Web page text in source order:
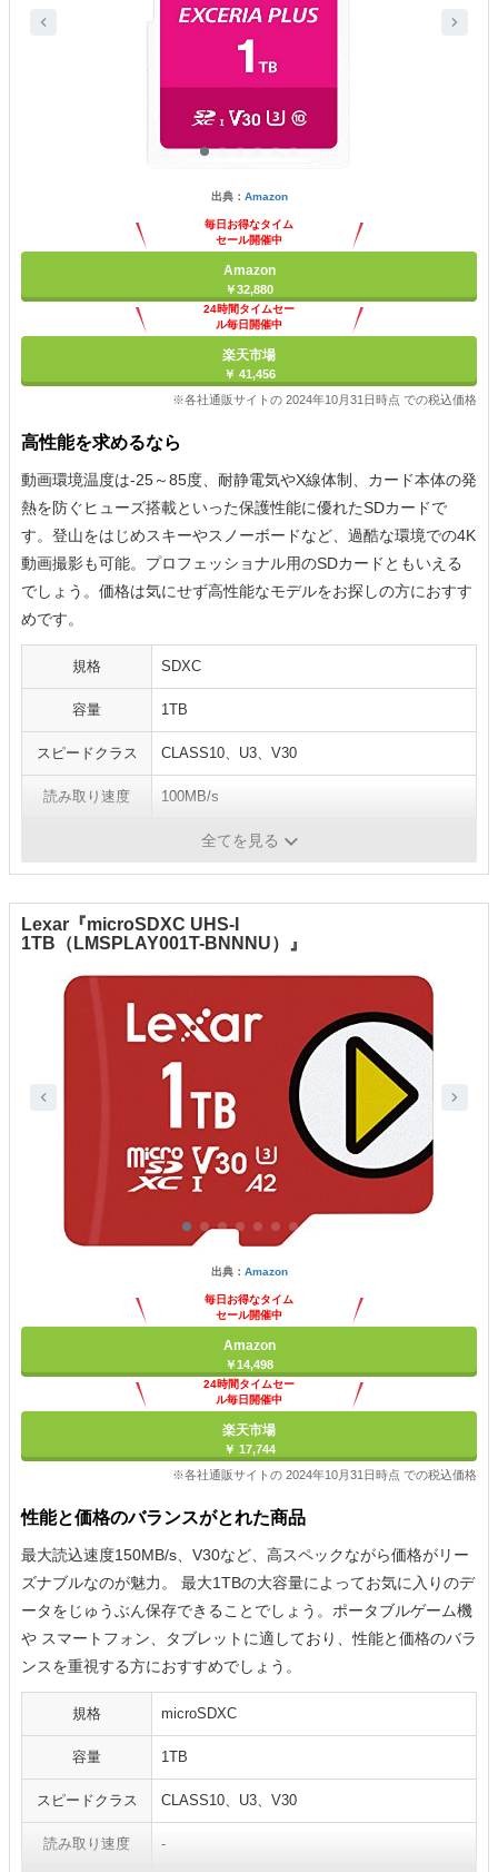
出典： Amazon
毎日お得なタイム
セール開催中
Amazon
￥32,880
24時間タイムセー
ル毎日開催中
楽天市場
￥ 41,456
※各社通販サイトの 2024年10月31日時点 での税込価格
高性能を求めるなら
動画環境温度は-25～85度、耐静電気やX線体制、カード本体の発
熱を防ぐヒューズ搭載といった保護性能に優れたSDカードで
す。登山をはじめスキーやスノーボードなど、過酷な環境での4K
動画撮影も可能。プロフェッショナル用のSDカードともいえる
でしょう。価格は気にせず高性能なモデルをお探しの方におすす
めです。
規格 SDXC
容量 1TB
スピードクラス CLASS10、U3、V30
読み取り速度 100MB/s
85MB/s全てを見る
Lexar『microSDXC UHS-I
1TB（LMSPLAY001T-BNNNU）』
出典： Amazon
毎日お得なタイム
セール開催中
Amazon
￥14,498
24時間タイムセー
ル毎日開催中
楽天市場
￥ 17,744
※各社通販サイトの 2024年10月31日時点 での税込価格
性能と価格のバランスがとれた商品
最大読込速度150MB/s、V30など、高スペックながら価格がリー
ズナブルなのが魅力。 最大1TBの大容量によってお気に入りのデ
ータをじゅうぶん保存できることでしょう。ポータブルゲーム機
や スマートフォン、タブレットに適しており、性能と価格のバラ
ンスを重視する方におすすめでしょう。
規格 microSDXC
容量 1TB
スピードクラス CLASS10、U3、V30
読み取り速度 -